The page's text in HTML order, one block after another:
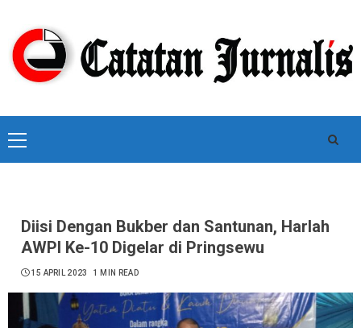
content
Primary
Menu
Diisi Dengan Bukber dan Santunan, Harlah
AWPI Ke-10 Digelar di Pringsewu
15 APRIL 2023 1 MIN READ